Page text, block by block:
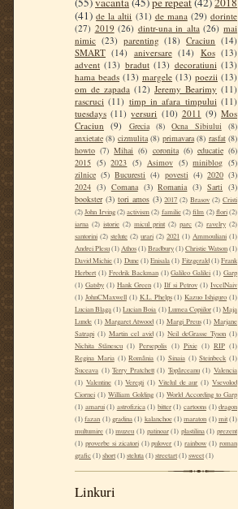
(41) de la altii (31) de mana (29) dorinte
(27) 2019 (26) dintr-una in alta (26) mai
nimic (23) parenting (18) Craciun (14)
SMART (14) aniversare (14) Kos (13)
advent (13) bradut (13) decoratiuni (13)
hama beads (13) margele (13) poezii (13)
om de zapada (12) Jeremy Bearimy (11)
rascruci (11) timp in afara timpului (11)
tuesdays (11) versuri (10) 2011 (9) Mos
Craciun
(9) Grecia (8) Ocna Sibiului
(8)
anxietate (8) cizmulita (8) primavara (8) rasfat (8)
howto (7) Mihai (6) coronita (6) educatie (6)
2015 (5) 2023 (5) Asimov (5) miniblog (5)
zilnice (5) Bucuresti (4) povesti (4) 2020 (3)
2024 (3) Comana (3) Romania (3) Sarti (3)
bookster (3) tori amos (3) 2017 (2) Brasov (2) Cristi
(2)John Irving (2)activism (2) familie(2)film (2) flori(2)
iarna (2) istorie (2) micul print (2) parc (2) ravelry (2)
santorini (2) stelute (2) urari (2) 2021 (1) Ammouliani (1)
Andrei Plesu(1)Athos(1)Bradbury(1)Christie Watson(1)
David Michie (1) Dune(1)Enisala (1) Fitzgerald(1)Frank
Herbert (1) Fredrik Backman (1) Galileo Galilei (1) Garp
(1) Gatsby (1) Hank Green (1) Ilf si Petrov (1) IvcelNaiv
(1) JohnCMaxwell (1) K.L. Phelps (1) Kazuo Ishiguro (1)
Lucian Blaga(1)Lucian Boia (1)Lumea Copiilor(1)Maja
Lunde (1) Margaret Atwood (1) Margi Preus (1) Marjane
Satrapi (1) Martin cel avid (1) Neil deGrasse Tyson (1)
Nichita Stănescu (1) Persepolis (1) Pixie (1) RIP (1)
Regina Maria (1) România (1) Sinaia (1) Steinbeck (1)
Suceava (1) Terry Pratchett (1) Topârceanu (1) Valencia
(1) Valentine (1) Verești (1) Vitelul de aur (1) Vsevolod
Ciornei (1) William Golding (1) World According to Garp
(1) amarui (1) astrofizica (1) bitter (1) cartoons (1) dragon
(1)fazan (1)gradina(1) kalanchoe (1)maraton (1) mit(1)
multumire (1) muzeu (1) patinoar (1) plastilina (1) prezent
(1) proverbe si zicatori (1) pulover (1) rainbow (1) roman
grafic(1)short(1)steluta(1)streetart(1)sweet(1)
Linkuri